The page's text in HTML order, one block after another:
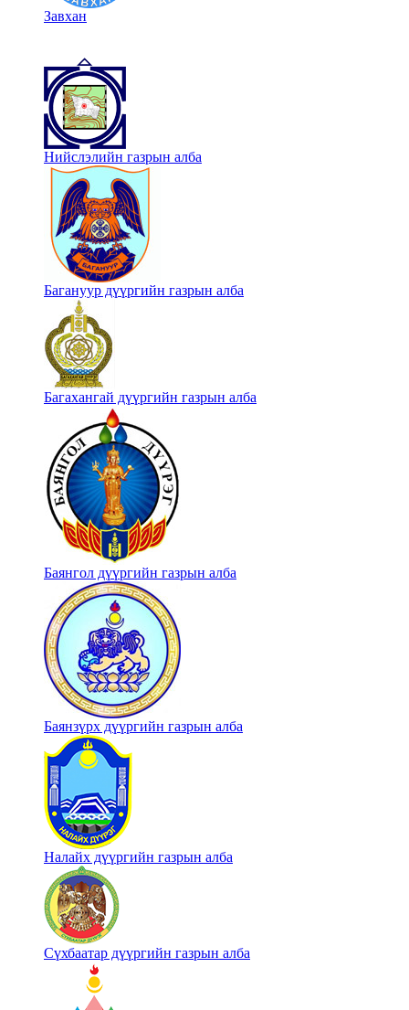
Завхан
Нийслэлийн газрын алба
Багануур дүүргийн газрын алба
Багахангай дүүргийн газрын алба
Баянгол дүүргийн газрын алба
Баянзүрх дүүргийн газрын алба
Налайх дүүргийн газрын алба
Сүхбаатар дүүргийн газрын алба